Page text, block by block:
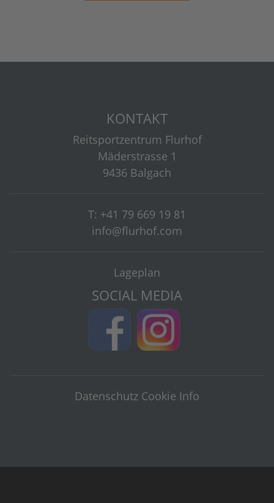
KONTAKT
Reitsportzentrum Flurhof
Mäderstrasse 1
9436 Balgach
T: +41 79 669 19 81
info@flurhof.com
Lageplan
SOCIAL MEDIA
Datenschutz Cookie Info